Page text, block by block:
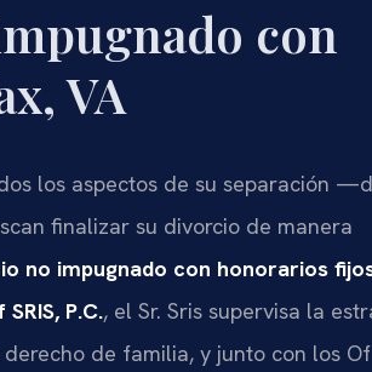
con
VA
los aspectos de su separación
finalizar su divorcio de manera
no impugnado con honorarios
P.C., el Sr. Sris supervisa la
de familia, y junto con los Of